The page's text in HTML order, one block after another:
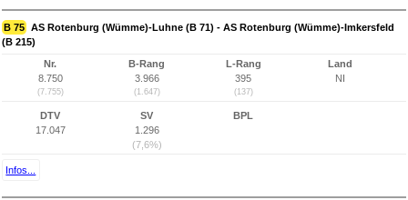
B 75 AS Rotenburg (Wümme)-Luhne (B 71) - AS Rotenburg (Wümme)-Imkersfeld
(B 215)
Nr.
8.750
(7.755)
B-Rang
3.966
(1.647)
L-Rang
395
(137)
Land
NI
DTV
17.047
SV
1.296
(7,6%)
BPL
Infos...